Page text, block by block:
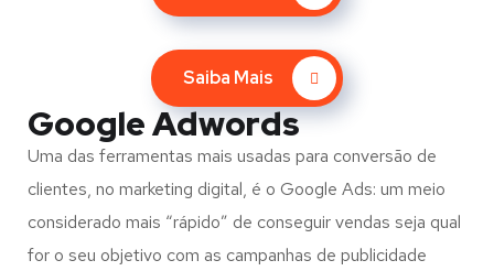
Saiba Mais
Google Adwords
Uma das ferramentas mais usadas para conversão de
clientes, no marketing digital, é o Google Ads: um meio
considerado mais “rápido” de conseguir vendas seja qual
for o seu objetivo com as campanhas de publicidade